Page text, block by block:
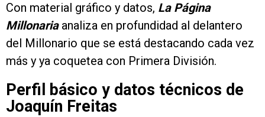
Con material gráfico y datos, La Página
Millonaria analiza en profundidad al delantero
del Millonario que se está destacando cada vez
más y ya coquetea con Primera División.
Perfil básico y datos técnicos de
Joaquín Freitas